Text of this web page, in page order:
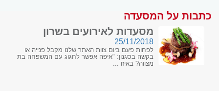
כתבות על המסעדה
מסעדות לאירועים בשרון
25/11/2018
לפחות פעם ביום צוות האתר שלנו מקבל פנייה או
בקשה בסגנון: "איפה אפשר לחגוג עם המשפחה בת
מצווה? באיזו ...